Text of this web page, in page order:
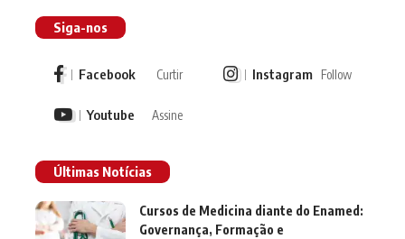
Siga-nos
Facebook Curtir Instagram Follow
Youtube Assine
Últimas Notícias
Cursos de Medicina diante do Enamed:
Governança, Formação e